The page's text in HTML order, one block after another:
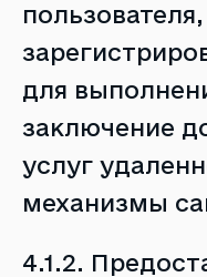
пользователя,
для
заключение
услуг
механизмы
4.1.2.